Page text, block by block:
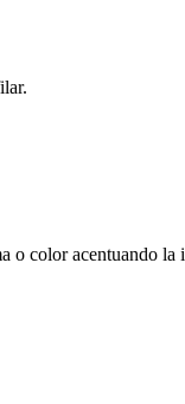
o color acentuando la